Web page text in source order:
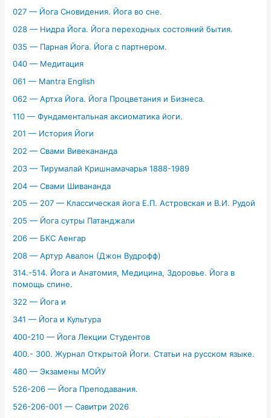
027 — Йога Сновидения. Йога во сне.
028 — Нидра Йога. Йога переходных состояний бытия.
035 — Парная Йога. Йога с партнером.
040 — Медитация
061 — Mantra English
062 — Артха Йога. Йога Процветания и Бизнеса.
110 — Фундаментальная аксиоматика йоги.
201 — История Йоги
202 — Свами Вивекананда
203 — Тирумалай Кришнамачарья 1888-1989
204 — Свами Шивананда
205 — 207 — Классическая йога Е.П. Астровская и В.И. Рудой
205 — Йога сутры Патанджали
206 — БКС Аенгар
208 — Артур Авалон (Джон Вудрофф)
314.-514. Йога и Анатомия, Медицина, Здоровье. Йога в
помощь спине.
322 — Йога и
341 — Йога и Культура
400-210 — Йога Лекции Студентов
400.- 300. Журнал Открытой Йоги. Статьи на русском языке.
480 — Экзамены МОЙУ
526-206 — Йога Преподавания.
526-206-001 — Савитри 2026